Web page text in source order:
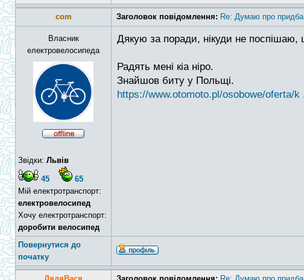
com Заголовок повідомлення: Re: Думаю про
Власник
електровелосипеда
Звідки: Львів
45
65
Мій електротранспорт:
електровелосипед
Хочу електротранспорт:
доробити велосипед
Дякую за поради, нікуди не
Радять мені кіа ніро.
Знайшов биту у Польщі.
https://www.otomoto.pl/osobowe/oferta/k
Повернутися до
початку